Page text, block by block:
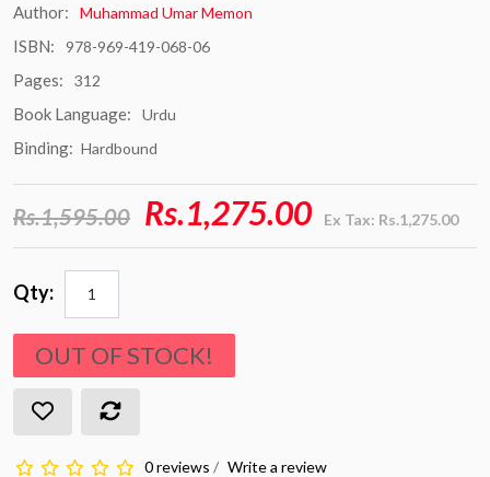
Author: Muhammad Umar Memon
ISBN: 978-969-419-068-06
Pages: 312
Book Language: Urdu
Binding: Hardbound
Rs.1,595.00 Rs.1,275.00 Ex Tax: Rs.1,275.00
Qty:
OUT OF STOCK!
0 reviews / Write a review